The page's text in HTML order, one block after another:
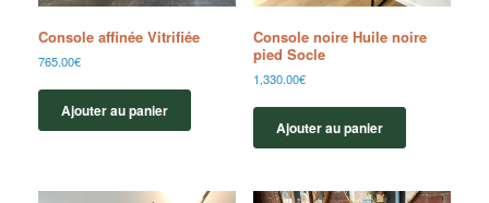
Console affinée Vitrifiée
765.00€
Ajouter au panier
Console noire Huile noire
pied Socle
1,330.00€
Ajouter au panier